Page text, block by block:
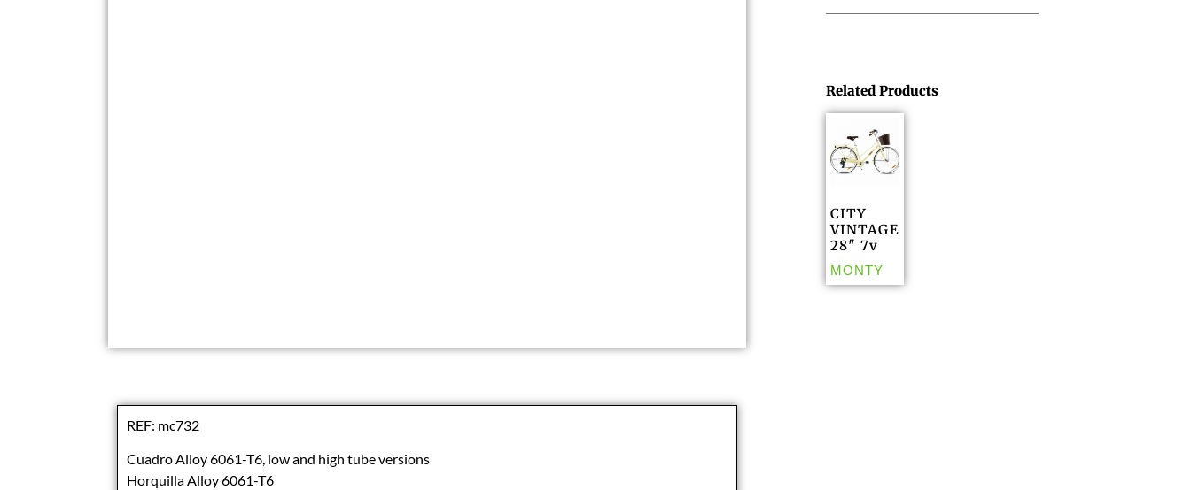
REF: mc732
Cuadro Alloy 6061-T6, low and high tube versions
Horquilla Alloy 6061-T6
Related Products
CITY
VINTAGE
28″ 7v
MONTY